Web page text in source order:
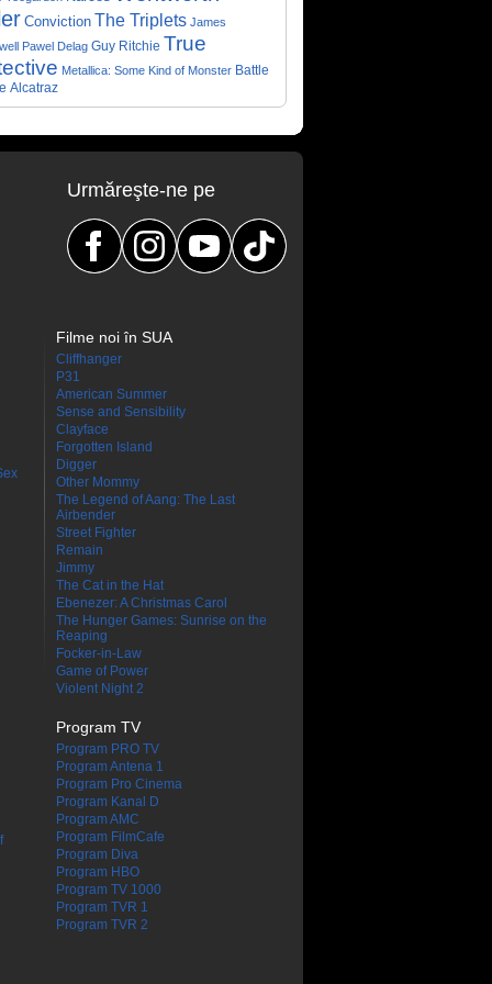
Conviction The Triplets James
Pawel Delag Guy Ritchie True
Metallica: Some Kind of Monster Battle
Alcatraz
Urmăreşte-ne pe
Filme noi în SUA
Cliffhanger
P31
American Summer
Sense and Sensibility
Clayface
Forgotten Island
Digger
Other Mommy
The Legend of Aang: The Last
Airbender
Street Fighter
Remain
Jimmy
The Cat in the Hat
Ebenezer: A Christmas Carol
The Hunger Games: Sunrise on the
Reaping
Focker-in-Law
Game of Power
Violent Night 2
Program TV
Program PRO TV
Program Antena 1
Program Pro Cinema
Program Kanal D
Program AMC
Program FilmCafe
Program Diva
Program HBO
Program TV 1000
Program TVR 1
Program TVR 2